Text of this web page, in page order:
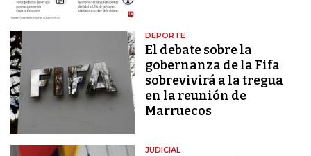
DEPORTE
El debate sobre la
gobernanza de la Fifa
sobrevivirá a la tregua
en la reunión de
Marruecos
JUDICIAL